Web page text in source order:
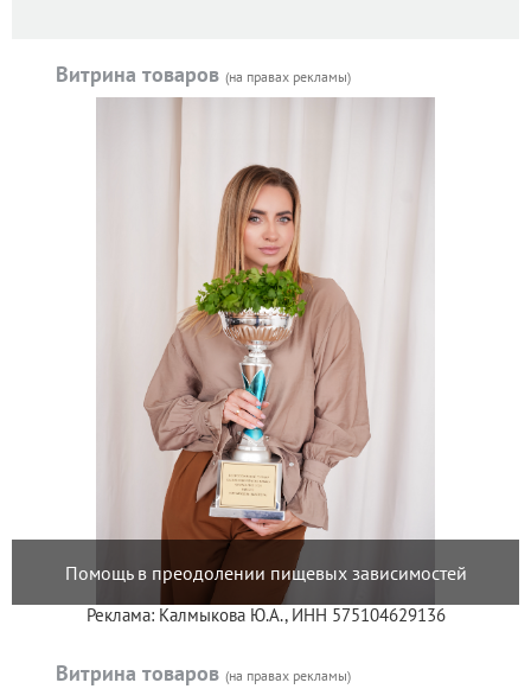
Витрина товаров (на правах рекламы)
Помощь в преодолении пищевых зависимостей
Реклама: Калмыкова Ю.А., ИНН 575104629136
Витрина товаров (на правах рекламы)